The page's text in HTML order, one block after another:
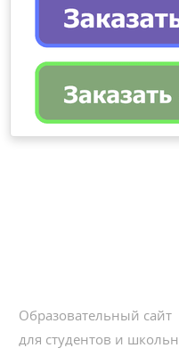
Образовательный сайт
для студентов и